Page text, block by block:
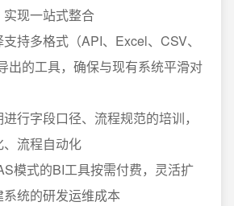
现一站式整合
持多格式（API、Excel、CSV、
出的工具，确保与现有系统平滑对
行字段口径、流程规范的培训，
流程自动化
模式的BI工具按需付费，灵活扩
统的研发运维成本